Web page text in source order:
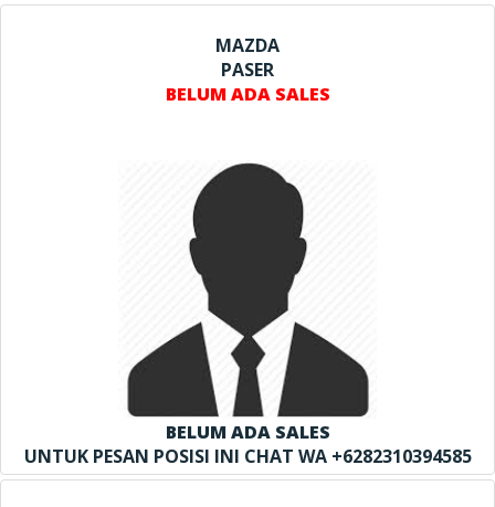
MAZDA
PASER
BELUM ADA SALES
BELUM ADA SALES
UNTUK PESAN POSISI INI CHAT WA +6282310394585